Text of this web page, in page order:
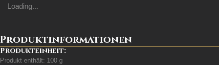
Loading...
Produktinformationen
Produkteinheit:
Produkt enthält: 100 g